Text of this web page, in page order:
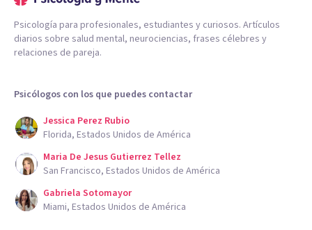
Psicología para profesionales, estudiantes y curiosos. Artículos
diarios sobre salud mental, neurociencias, frases célebres y
relaciones de pareja.
Psicólogos con los que puedes contactar
Jessica Perez Rubio
Florida, Estados Unidos de América
Maria De Jesus Gutierrez Tellez
San Francisco, Estados Unidos de América
Gabriela Sotomayor
Miami, Estados Unidos de América